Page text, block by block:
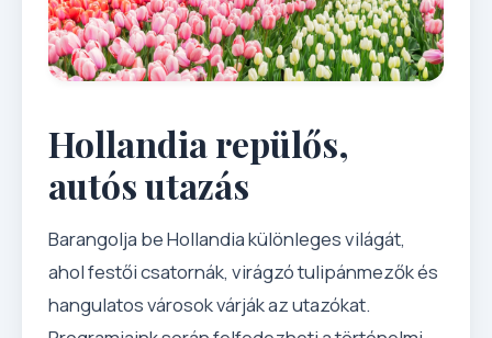
Hollandia repülős,
autós utazás
Barangolja be Hollandia különleges világát,
ahol festői csatornák, virágzó tulipánmezők és
hangulatos városok várják az utazókat.